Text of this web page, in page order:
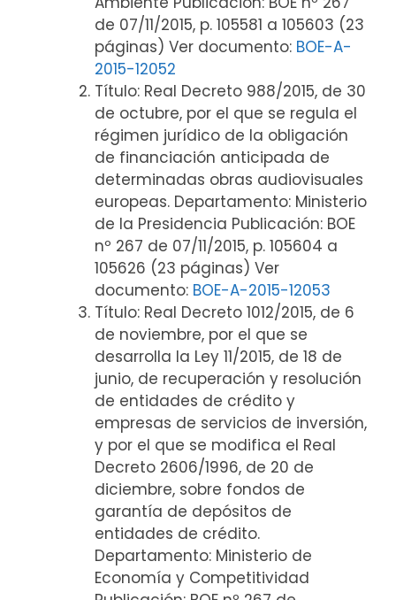
de 07/11/2015, p. 105581 a 105603 (23
páginas) Ver documento: BOE-A-
2015-12052
Título: Real Decreto 988/2015, de 30
de octubre, por el que se regula el
régimen jurídico de la obligación
de financiación anticipada de
determinadas obras audiovisuales
europeas. Departamento: Ministerio
de la Presidencia Publicación: BOE
nº 267 de 07/11/2015, p. 105604 a
105626 (23 páginas) Ver
documento: BOE-A-2015-12053
Título: Real Decreto 1012/2015, de 6
de noviembre, por el que se
desarrolla la Ley 11/2015, de 18 de
junio, de recuperación y resolución
de entidades de crédito y
empresas de servicios de inversión,
y por el que se modifica el Real
Decreto 2606/1996, de 20 de
diciembre, sobre fondos de
garantía de depósitos de
entidades de crédito.
Departamento: Ministerio de
Economía y Competitividad